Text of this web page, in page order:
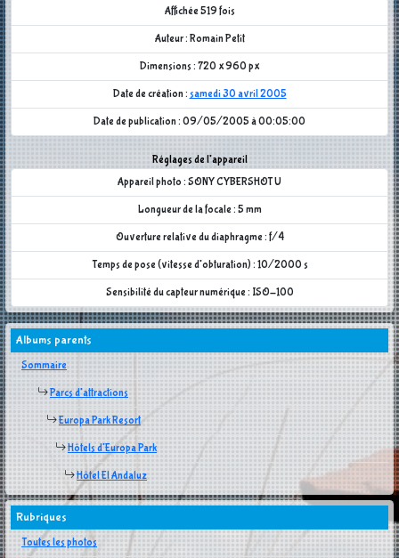
Affichée 519 fois
Auteur : Romain Petit
Dimensions : 720 x 960 px
Date de création : samedi 30 avril 2005
Date de publication : 09/05/2005 à 00:05:00
Réglages de l'appareil
Appareil photo : SONY CYBERSHOT U
Longueur de la focale : 5 mm
Ouverture relative du diaphragme : f/4
Temps de pose (vitesse d'obturation) : 10/2000 s
Sensibilité du capteur numérique : ISO-100
Albums parents
Sommaire
Parcs d'attractions
Europa Park Resort
Hôtels d'Europa Park
Hôtel El Andaluz
Rubriques
Toutes les photos